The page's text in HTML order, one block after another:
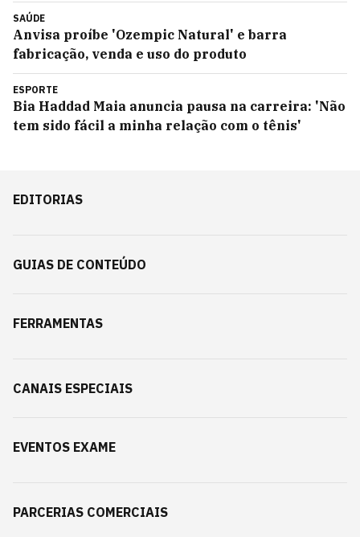
SAÚDE
Anvisa proíbe 'Ozempic Natural' e barra
fabricação, venda e uso do produto
ESPORTE
Bia Haddad Maia anuncia pausa na carreira: 'Não
tem sido fácil a minha relação com o tênis'
EDITORIAS
GUIAS DE CONTEÚDO
FERRAMENTAS
CANAIS ESPECIAIS
EVENTOS EXAME
PARCERIAS COMERCIAIS